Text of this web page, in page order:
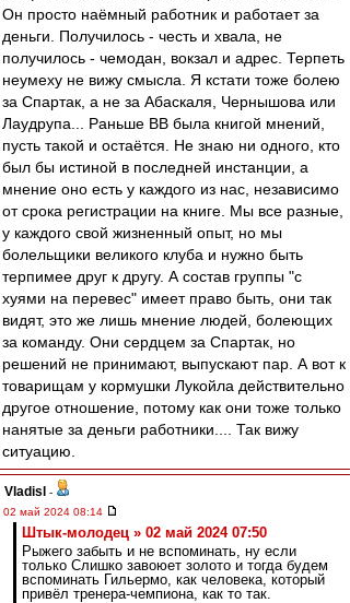
Он просто наёмный работник и работает за
деньги. Получилось - честь и хвала, не
получилось - чемодан, вокзал и адрес. Терпеть
неумеху не вижу смысла. Я кстати тоже болею
за Спартак, а не за Абаскаля, Чернышова или
Лаудрупа... Раньше ВВ была книгой мнений,
пусть такой и остаётся. Не знаю ни одного, кто
был бы истиной в последней инстанции, а
мнение оно есть у каждого из нас, независимо
от срока регистрации на книге. Мы все разные,
у каждого свой жизненный опыт, но мы
болельщики великого клуба и нужно быть
терпимее друг к другу. А состав группы "с
хуями на перевес" имеет право быть, они так
видят, это же лишь мнение людей, болеющих
за команду. Они сердцем за Спартак, но
решений не принимают, выпускают пар. А вот к
товарищам у кормушки Лукойла действительно
другое отношение, потому как они тоже только
нанятые за деньги работники.... Так вижу
ситуацию.
Vladisl
-
02 май 2024 08:14
Штык-молодец » 02 май 2024 07:50
Рыжего забыть и не вспоминать, ну если
только Слишко завоюет золото и тогда будем
вспоминать Гильермо, как человека, который
привёл тренера-чемпиона, как то так.